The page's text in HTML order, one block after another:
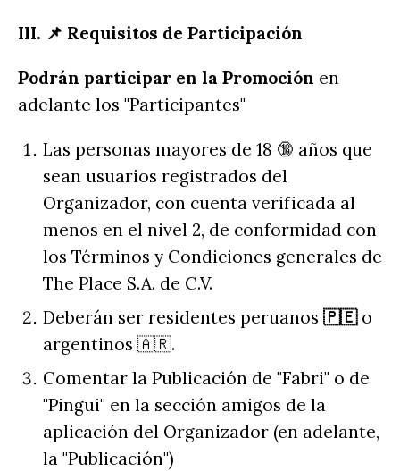
III. 📌 Requisitos de Participación
Podrán participar en la Promoción en
adelante los "Participantes"
Las personas mayores de 18 🔞 años que
sean usuarios registrados del
Organizador, con cuenta verificada al
menos en el nivel 2, de conformidad con
los Términos y Condiciones generales de
The Place S.A. de C.V.
Deberán ser residentes peruanos 🇵🇪o
argentinos 🇦🇷.
Comentar la Publicación de "Fabri" o de
"Pingui" en la sección amigos de la
aplicación del Organizador (en adelante,
la "Publicación")